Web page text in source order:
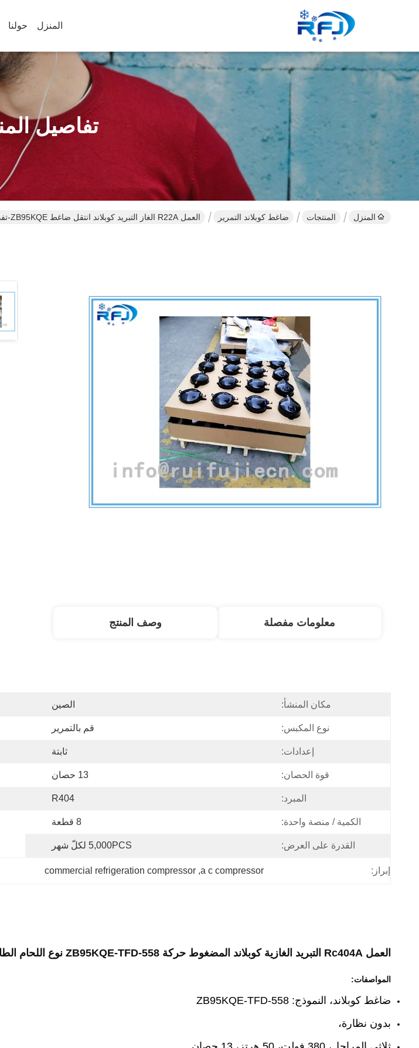
المنزل حولنا
تفاصيل
المنزل المنتجات ضاغط كوبلاند التمرير العمل R22A الغاز التبريد كوبلاند انتقل ضاغط ZB95KQE-تفد-558 اللحيم نوع أس الطاقة
معلومات مفصلة وصف المنتج
مكان المنشأ: الصين
نوع المكبس: قم بالتمرير
إعدادات: ثابتة
قوة الحصان: 13 حصان
المبرد: R404
الكمية / منصة واحدة: 8 قطعة
القدرة على العرض: 5,000PCS لكلّ شهر
إبراز: a c compressor
,
commercial refrigeration compressor
العمل Rc404A التبريد الغازية كوبلاند المضغوط حركة ZB95KQE-TFD-558 نوع اللحام الطاقة المتغيرة
المواصفات:
ضاغط كوبلاند، النموذج: ZB95KQE-TFD-558
بدون نظارة،